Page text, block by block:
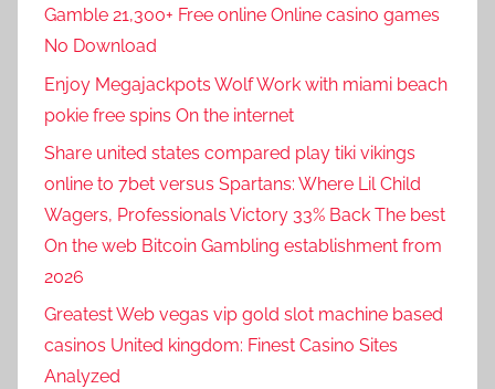
Gamble 21,300+ Free online Online casino games
No Download
Enjoy Megajackpots Wolf Work with miami beach
pokie free spins On the internet
Share united states compared play tiki vikings
online to 7bet versus Spartans: Where Lil Child
Wagers, Professionals Victory 33% Back The best
On the web Bitcoin Gambling establishment from
2026
Greatest Web vegas vip gold slot machine based
casinos United kingdom: Finest Casino Sites
Analyzed